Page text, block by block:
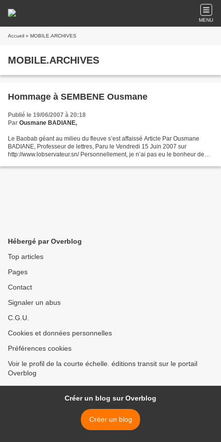
MENU
Accueil » MOBILE.ARCHIVES
MOBILE.ARCHIVES
Hommage à SEMBENE Ousmane
Publié le 19/06/2007 à 20:18
Par Ousmane BADIANE,
Le Baobab géant au milieu du fleuve s’est affaissé Article Par Ousmane
BADIANE, Professeur de lettres, Paru le Vendredi 15 Juin 2007 sur
http://www.lobservateur.sn/ Personnellement, je n’ai pas eu le bonheur de
Hébergé par Overblog
Top articles
Pages
Contact
Signaler un abus
C.G.U.
Cookies et données personnelles
Préférences cookies
Voir le profil de la courte échelle. éditions transit sur le portail
Overblog
Créer un blog sur Overblog
Créer un blog